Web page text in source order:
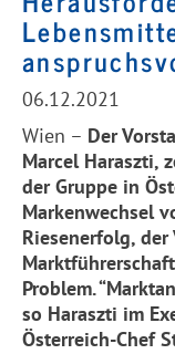
06.12.2021
Wien – Der
Marcel Haraszti,
der Gruppe in
Markenwechsel
Riesenerfolg,
Problem.
so Haraszti im
Österreich-Chef